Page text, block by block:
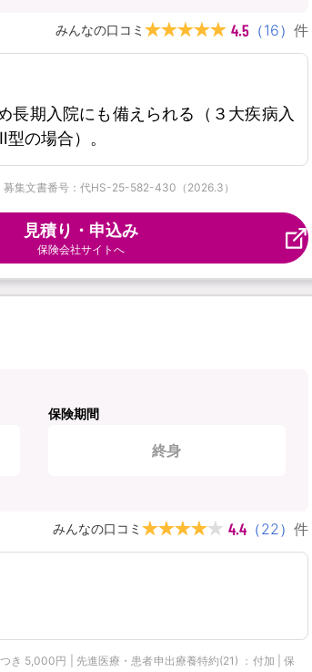
みんなの口コミ 4.5 （16） 件
長期入院にも備えられる（３大疾病入
の場合）。
募集文書番号：代HS-25-582-430（2026.3）
見積り・申込み
保険会社サイトへ
保険期間
終身
みんなの口コミ 4.4 （22） 件
き 5,000円 | 先進医療・患者申出療養特約(21) ：付加 | 保